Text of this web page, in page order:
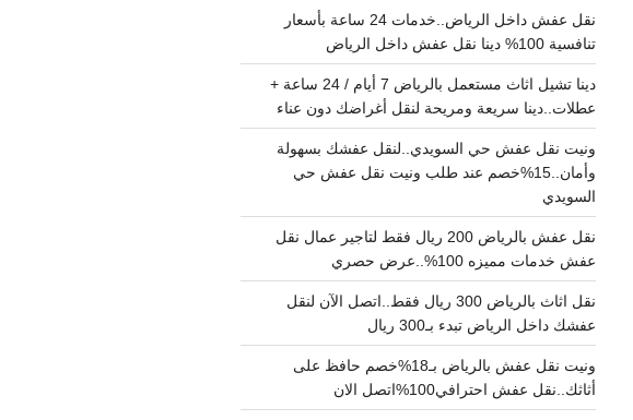
نقل عفش داخل الرياض..خدمات 24 ساعة بأسعار
تنافسية 100% دينا نقل عفش داخل الرياض
دينا تشيل اثاث مستعمل بالرياض 7 أيام / 24 ساعة +
عطلات..دينا سريعة ومريحة لنقل أغراضك دون عناء
ونيت نقل عفش حي السويدي..لنقل عفشك بسهولة
وأمان..15%خصم عند طلب ونيت نقل عفش حي
السويدي
نقل عفش بالرياض 200 ريال فقط لتاجير عمال نقل
عفش خدمات مميزه 100%..عرض حصري
نقل اثاث بالرياض 300 ريال فقط..اتصل الآن لنقل
عفشك داخل الرياض تبدء بـ300 ريال
ونيت نقل عفش بالرياض بـ18%خصم حافظ على
أثاثك..نقل عفش احترافي100%اتصل الان